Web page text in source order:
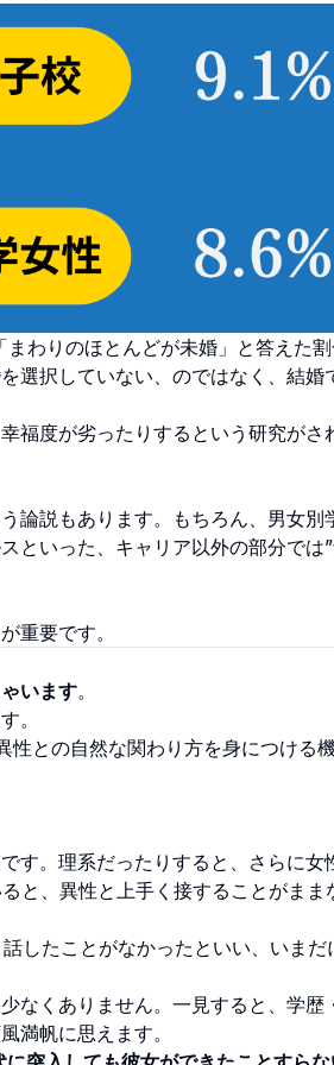
わりのほとんどが未婚」と答えた
選択していない、のではなく、結婚
福度が劣ったりするという研究がさ
論説もあります。もちろん、男女別
といった、キャリア以外の部分では
重要です。
います。
。
性との自然な関わり方を身につける
です。理系だったりすると、さらに女
と、異性と上手く接することがまま
したことがなかったといい、いまだ
なくありません。一見すると、学歴
満帆に思えます。